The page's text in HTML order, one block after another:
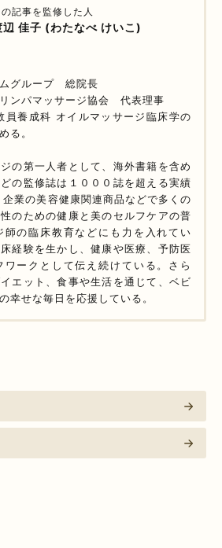
の記事を監修した人
辺 佳子 (わたなべ けいこ)
グループ 総院長
ンパマッサージ協会 代表理事
員養成科 オイルマッサージ臨床学の
る。
の第一人者として、海外書籍を含め
の監修誌は１０００誌を超える実績
業の美容健康関連商品などで多くの
のための健康と美のセルフケアの普
師の臨床教育などにも力を入れてい
経験を生かし、健康や医療、予防医
ークとして伝え続けている。さら
エット、食事や生活を通じて、ベビ
幸せな毎日を応援している。